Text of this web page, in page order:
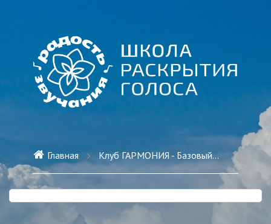
Главная Клуб ГАРМОНИЯ - Базовый тариф на 6 месяцев